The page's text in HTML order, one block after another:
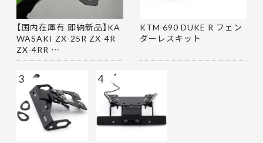
【国内在庫有 即納新品】KA
WASAKI ZX-25R ZX-4R
ZX-4RR …
KTM 690 DUKE R フェン
ダーレスキット
3 4